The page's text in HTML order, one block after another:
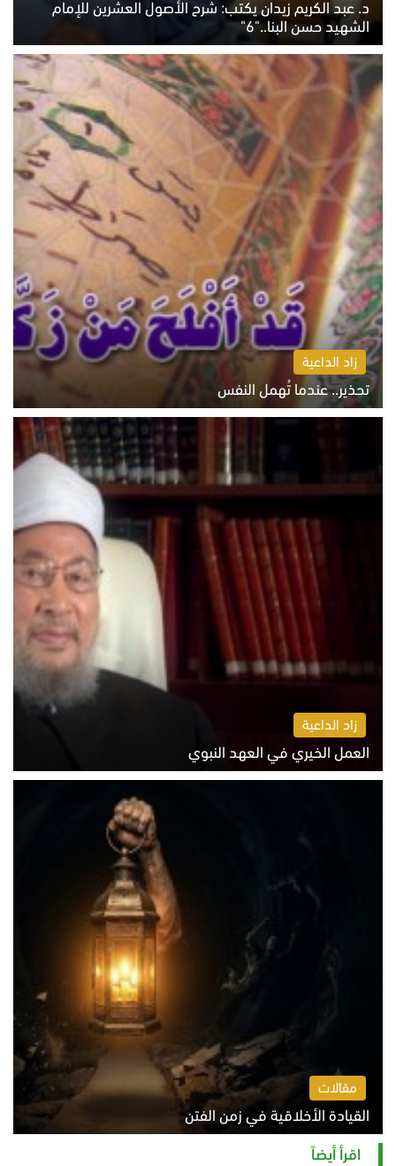
د. عبد الكريم زيدان يكتب: شرح الأصول العشرين للإمام
الشهيد حسن البنا.."6"
الاثنين 10 أغسطس 2026 10:48 ص
زاد الداعية
تحذير.. عندما تُهمل النفس
الاثنين 10 أغسطس 2026 11:11 ص
زاد الداعية
العمل الخيري في العهد النبوي
الاثنين 10 أغسطس 2026 10:55 ص
مقالات
القيادة الأخلاقية في زمن الفتن
الاثنين 10 أغسطس 2026 11:31 ص
اقرأ أيضاً